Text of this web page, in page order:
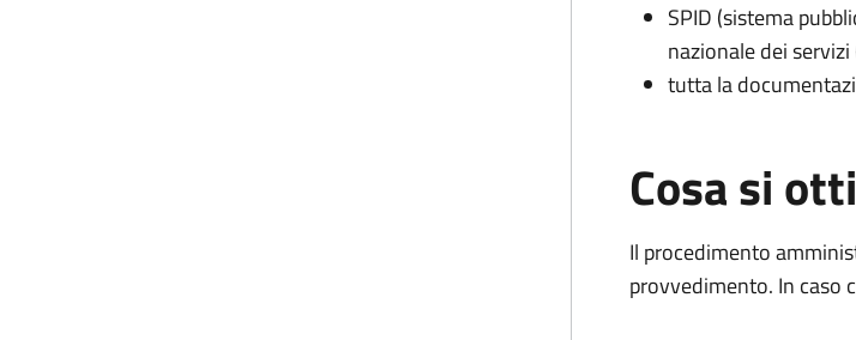
SPID (sistema
nazionale dei servizi
tutta la
Cosa si
Il procedimento
provvedimento. In caso